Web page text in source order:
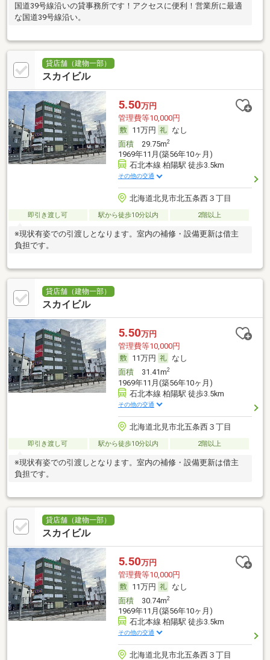
国道39号線沿いの貸事務所です！アクセスに便利！営業所に最適
な国道39号線沿い。
貸店舗（建物一部）
スカイビル
5.50万円
管理費等10,000円
11万円
なし
面積29.75m2
1969年11月(築56年10ヶ月)
石北本線 柏陽駅 徒歩3.5km
その他の交通
北海道北見市北五条西３丁目
即引き渡し可 駅から徒歩10分以内 2階以上
※現状有姿での引渡しとなります。室内の補修・設備更新は借主
負担です。
貸店舗（建物一部）
スカイビル
5.50万円
管理費等10,000円
11万円
なし
面積31.41m2
1969年11月(築56年10ヶ月)
石北本線 柏陽駅 徒歩3.5km
その他の交通
北海道北見市北五条西３丁目
即引き渡し可 駅から徒歩10分以内 2階以上
※現状有姿での引渡しとなります。室内の補修・設備更新は借主
負担です。
貸店舗（建物一部）
スカイビル
5.50万円
管理費等10,000円
11万円
なし
面積30.74m2
1969年11月(築56年10ヶ月)
石北本線 柏陽駅 徒歩3.5km
その他の交通
北海道北見市北五条西３丁目